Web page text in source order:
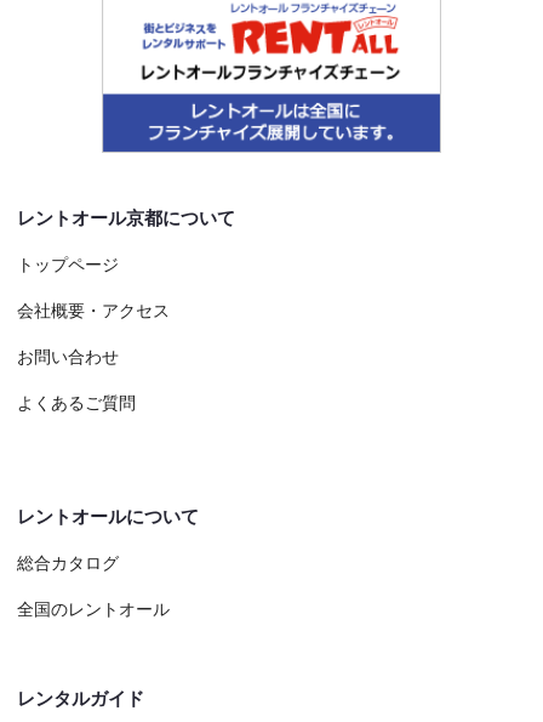
レントオール京都について
トップページ
会社概要・アクセス
お問い合わせ
よくあるご質問
レントオールについて
総合カタログ
全国のレントオール
レンタルガイド